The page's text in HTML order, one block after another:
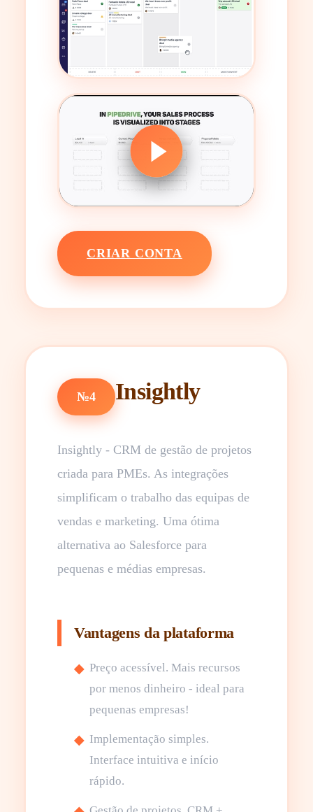
CRIAR CONTA
№4 Insightly
Insightly - CRM de gestão de projetos
criada para PMEs. As integrações
simplificam o trabalho das equipas de
vendas e marketing. Uma ótima
alternativa ao Salesforce para
pequenas e médias empresas.
Vantagens da plataforma
Preço acessível. Mais recursos
por menos dinheiro - ideal para
pequenas empresas!
Implementação simples.
Interface intuitiva e início
rápido.